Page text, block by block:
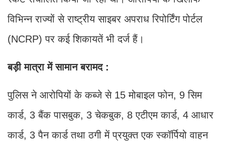
विभिन्न राज्यों से राष्ट्रीय साइबर अपराध रिपोर्टिंग पोर्टल
(NCRP) पर कई शिकायतें भी दर्ज हैं।
बड़ी मात्रा में सामान बरामद :
पुलिस ने आरोपियों के कब्जे से 15 मोबाइल फोन, 9 सिम
कार्ड, 3 बैंक पासबुक, 3 चेकबुक, 8 एटीएम कार्ड, 4 आधार
कार्ड, 3 पैन कार्ड तथा ठगी में प्रयुक्त एक स्कॉर्पियो वाहन